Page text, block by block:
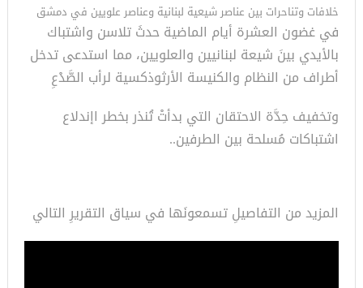
خلافات وتناحرات بين عناصر شيعية لبنانية وعناصر علويين في دمشق
في غضون العشرة أيام الماضية حدثَ تلاسن واشتباك
بالأيدي بينَ شيعة لبنانيين والعلويين، مما استدعى تدخل
أطراف من النظام والكنيسة الأرثوذكسية لرأب الصَّدْعِ
وتخفيف حِدَّة الاحتقان التي بدأتْ تُنذر بخطر اإندلاع
اشتباكات مُسلحة بين الطرفين..
المزيد من التفاصيلِ تسمعونَها في سياق التقريرِ التالي